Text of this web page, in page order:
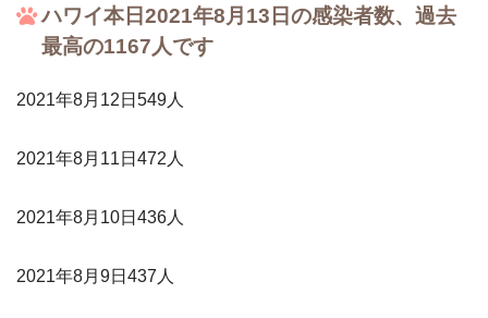
ハワイ本日2021年8月13日の感染者数、過去
最高の1167人です
2021年8月12日549人
2021年8月11日472人
2021年8月10日436人
2021年8月9日437人